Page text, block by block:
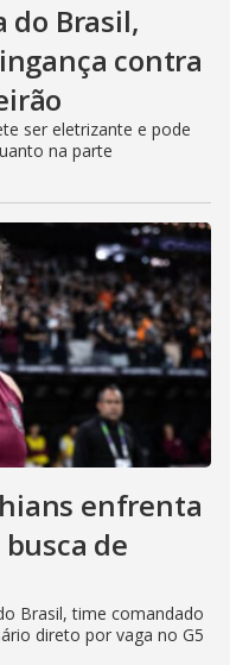
do Brasil,
contra
ser eletrizante e pode
na parte
enfrenta
de
Brasil, time comandado
direto por vaga no G5